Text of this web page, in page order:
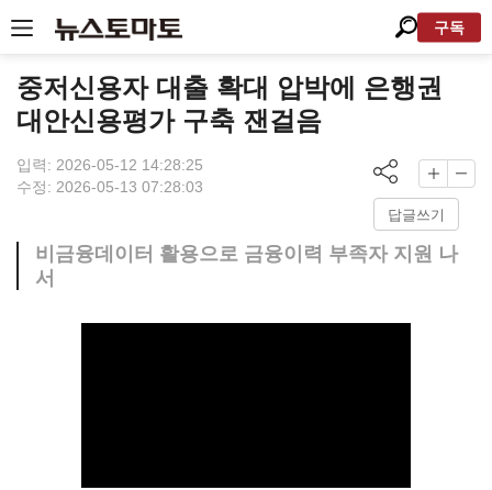
구독
중저신용자 대출 확대 압박에 은행권
대안신용평가 구축 잰걸음
입력: 2026-05-12 14:28:25
수정: 2026-05-13 07:28:03
답글쓰기
비금융데이터 활용으로 금융이력 부족자 지원 나
서